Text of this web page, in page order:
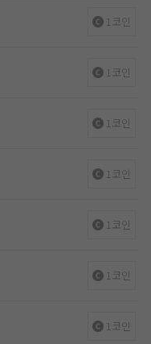
1코인
1코인
1코인
1코인
1코인
1코인
1코인